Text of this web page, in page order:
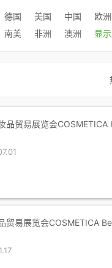
德国 美国 中国 欧洲
南美 非洲 澳洲 显
品贸易展览会COSMETICA
贸易展览会COSMETICA